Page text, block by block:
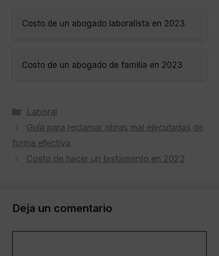
Costo de un abogado laboralista en 2023
Costo de un abogado de familia en 2023
Categorías
Laboral
Guía para reclamar obras mal ejecutadas de
forma efectiva
Costo de hacer un testamento en 2023
Deja un comentario